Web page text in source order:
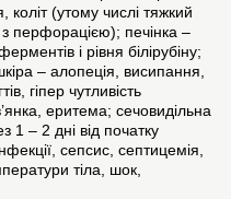
коліт (утому числі тяжкий
з перфорацією); печінка –
і рівня білірубіну;
– алопеція, висипання,
гіпер чутливість
еритема; сечовидільна
1 – 2 дні від початку
сепсис, септицемія,
тіла, шок,